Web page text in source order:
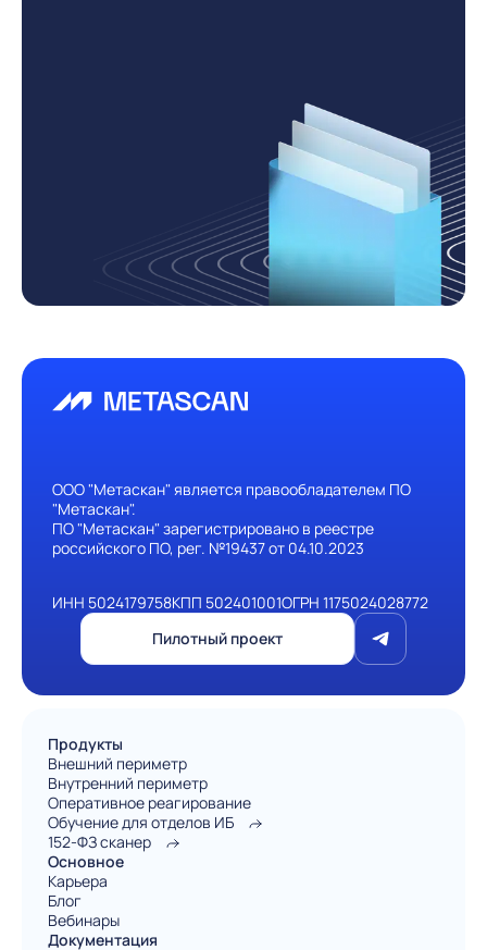
ООО "Метаскан" является правообладателем ПО
"Метаскан".
ПО "Метаскан" зарегистрировано в реестре
российского ПО, рег. №19437 от 04.10.2023
ИНН 5024179758КПП 502401001ОГРН 1175024028772
Пилотный проект
Продукты
Внешний периметр
Внутренний периметр
Оперативное реагирование
Обучение для отделов ИБ
152-ФЗ сканер
Основное
Карьера
Блог
Вебинары
Документация